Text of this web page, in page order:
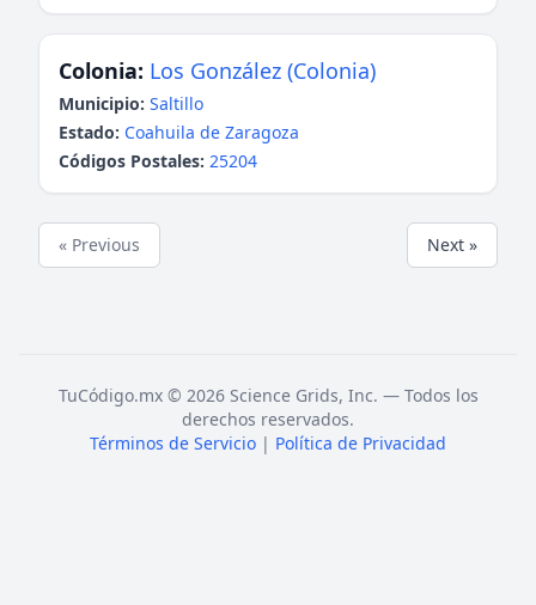
Colonia: Los González (Colonia)
Municipio: Saltillo
Estado: Coahuila de Zaragoza
Códigos Postales: 25204
« Previous Next »
TuCódigo.mx © 2026 Science Grids, Inc. — Todos los
derechos reservados.
Términos de Servicio | Política de Privacidad